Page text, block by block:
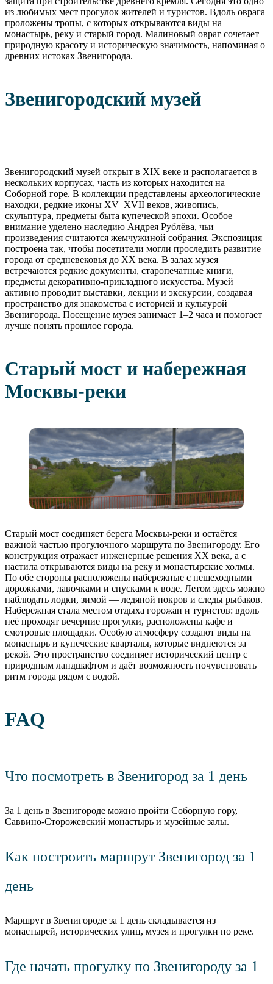
из любимых мест прогулок жителей и туристов. Вдоль оврага
проложены тропы, с которых открываются виды на
монастырь, реку и старый город. Малиновый овраг сочетает
природную красоту и историческую значимость, напоминая о
древних истоках Звенигорода.
Звенигородский музей
Звенигородский музей открыт в XIX веке и располагается в
нескольких корпусах, часть из которых находится на
Соборной горе. В коллекции представлены археологические
находки, редкие иконы XV–XVII веков, живопись,
скульптура, предметы быта купеческой эпохи. Особое
внимание уделено наследию Андрея Рублёва, чьи
произведения считаются жемчужиной собрания. Экспозиция
построена так, чтобы посетители могли проследить развитие
города от средневековья до XX века. В залах музея
встречаются редкие документы, старопечатные книги,
предметы декоративно-прикладного искусства. Музей
активно проводит выставки, лекции и экскурсии, создавая
пространство для знакомства с историей и культурой
Звенигорода. Посещение музея занимает 1–2 часа и помогает
лучше понять прошлое города.
Старый мост и набережная
Москвы-реки
Старый мост соединяет берега Москвы-реки и остаётся
важной частью прогулочного маршрута по Звенигороду. Его
конструкция отражает инженерные решения XX века, а с
настила открываются виды на реку и монастырские холмы.
По обе стороны расположены набережные с пешеходными
дорожками, лавочками и спусками к воде. Летом здесь можно
наблюдать лодки, зимой — ледяной покров и следы рыбаков.
Набережная стала местом отдыха горожан и туристов: вдоль
неё проходят вечерние прогулки, расположены кафе и
смотровые площадки. Особую атмосферу создают виды на
монастырь и купеческие кварталы, которые виднеются за
рекой. Это пространство соединяет исторический центр с
природным ландшафтом и даёт возможность почувствовать
ритм города рядом с водой.
FAQ
Что посмотреть в Звенигород за 1 день
За 1 день в Звенигороде можно пройти Соборную гору,
Саввино-Сторожевский монастырь и музейные залы.
Как построить маршрут Звенигород за 1
день
Маршрут в Звенигороде за 1 день складывается из
монастырей, исторических улиц, музея и прогулки по реке.
Где начать прогулку по Звенигороду за 1